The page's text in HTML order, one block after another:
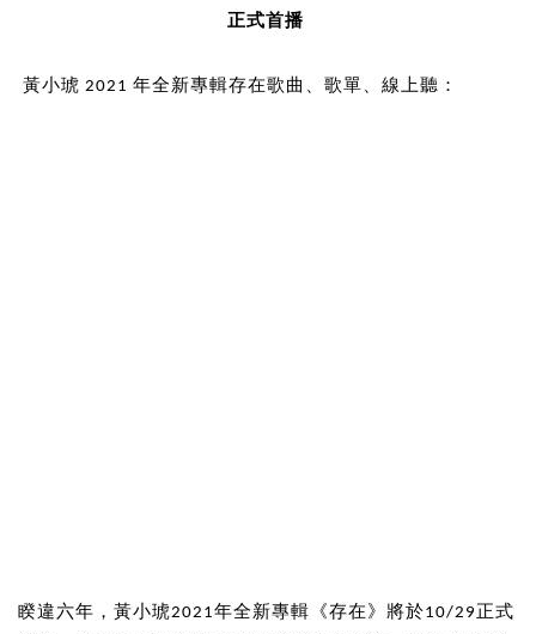
正式首播
黃小琥 2021 年全新專輯存在歌曲、歌單、線上聽：
睽違六年，黃小琥2021年全新專輯《存在》將於10/29正式